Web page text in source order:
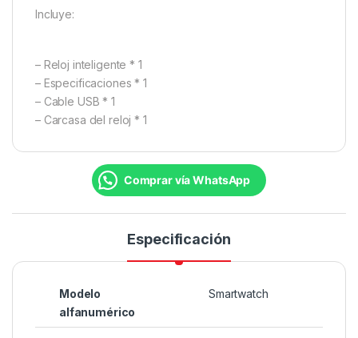
Incluye:
– Reloj inteligente * 1
– Especificaciones * 1
– Cable USB * 1
– Carcasa del reloj * 1
Comprar vía WhatsApp
Especificación
Modelo
alfanumérico
Smartwatch